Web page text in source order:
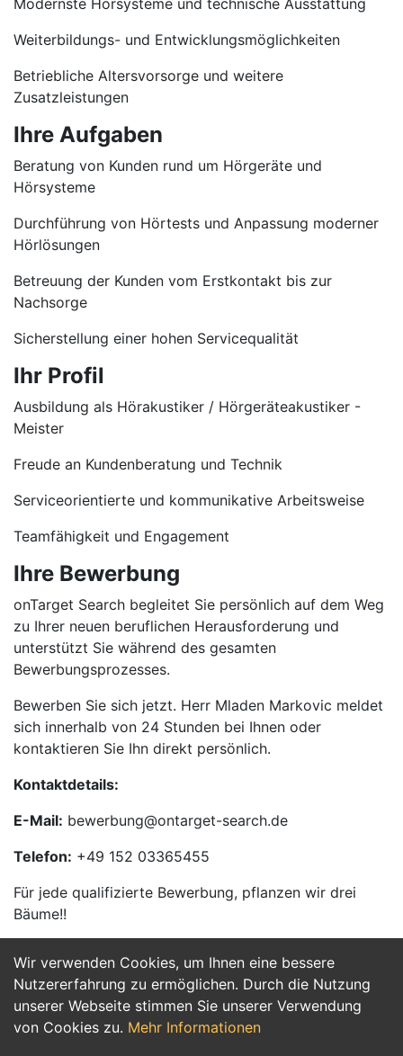
Wir verwenden Cookies, um Ihnen eine bessere
Nutzererfahrung zu ermöglichen. Durch die Nutzung
unserer Webseite stimmen Sie unserer Verwendung
von Cookies zu. Mehr Informationen
Modernste Hörsysteme und technische Ausstattung
Weiterbildungs- und Entwicklungsmöglichkeiten
Betriebliche Altersvorsorge und weitere
Zusatzleistungen
Ihre Aufgaben
Beratung von Kunden rund um Hörgeräte und
Hörsysteme
Durchführung von Hörtests und Anpassung moderner
Hörlösungen
Betreuung der Kunden vom Erstkontakt bis zur
Nachsorge
Sicherstellung einer hohen Servicequalität
Ihr Profil
Ausbildung als Hörakustiker / Hörgeräteakustiker -
Meister
Freude an Kundenberatung und Technik
Serviceorientierte und kommunikative Arbeitsweise
Teamfähigkeit und Engagement
Ihre Bewerbung
onTarget Search begleitet Sie persönlich auf dem Weg
zu Ihrer neuen beruflichen Herausforderung und
unterstützt Sie während des gesamten
Bewerbungsprozesses.
Bewerben Sie sich jetzt. Herr Mladen Markovic meldet
sich innerhalb von 24 Stunden bei Ihnen oder
kontaktieren Sie Ihn direkt persönlich.
Kontaktdetails:
E-Mail: bewerbung@ontarget-search.de
Telefon: +49 152 03365455
Für jede qualifizierte Bewerbung, pflanzen wir drei
Bäume!!
Jetzt Bewerben